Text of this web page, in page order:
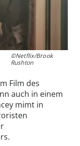
©Netflix/Brook
Rushton
Film des
auch in einem
mimt in